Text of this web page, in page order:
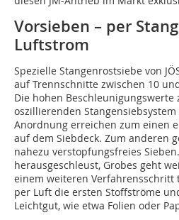
Vorsieben – per
Luftstrom
Spezielle Stangenrostsiebe von
auf Trennschnitte zwischen 10
Die hohen Beschleunigungswerte
oszillierenden
Anordnung erreichen zum einen
auf dem Sieb­deck. Zum anderen
nahezu verstopfungsfreies
herausgeschleust, Grobes geht
einem weiteren Verfahrensschritt
per Luft die ersten Stoffströme
Leichtgut, wie etwa Folien oder